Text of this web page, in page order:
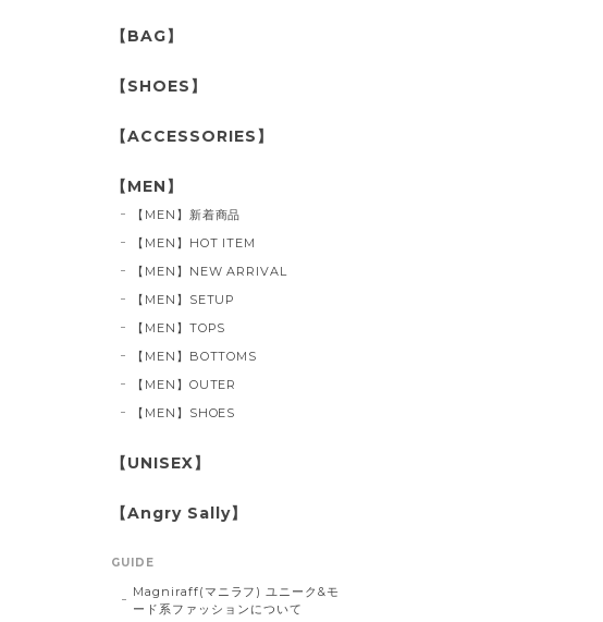
【BAG】
【SHOES】
【ACCESSORIES】
【MEN】
【MEN】新着商品
【MEN】HOT ITEM
【MEN】NEW ARRIVAL
【MEN】SETUP
【MEN】TOPS
【MEN】BOTTOMS
【MEN】OUTER
【MEN】SHOES
【UNISEX】
【Angry Sally】
GUIDE
Magniraff(マニラフ) ユニーク&モ
ード系ファッションについて